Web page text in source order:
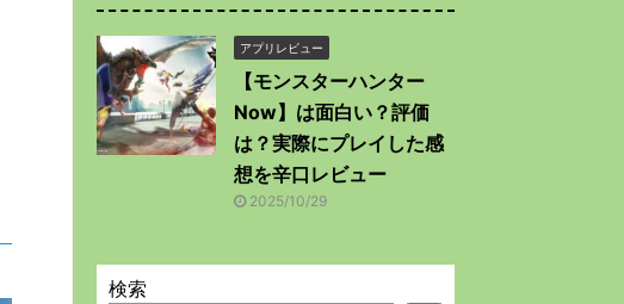
アプリレビュー
【モンスターハンター
Now】は面白い？評価
は？実際にプレイした感
想を辛口レビュー
2025/10/29
検索